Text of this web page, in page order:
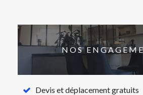
NOS
Devis et déplacement gratuits